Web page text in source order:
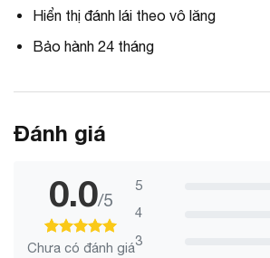
Hiển thị đánh lái theo vô lăng
Bảo hành 24 tháng
Đánh giá
0.0/5
100trên 5 dựa trên
100
Chưa có đánh giá
5
4
3